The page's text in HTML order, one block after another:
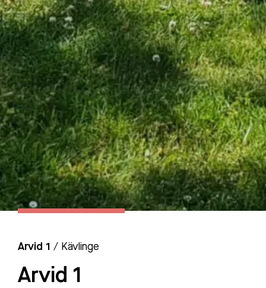
Arvid 1 / Kävlinge
Arvid 1